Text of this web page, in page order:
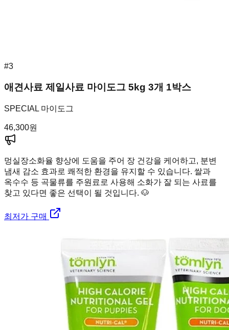
#3
애견사료 제일사료 마이도그 5kg 3개 1박스
SPECIAL 마이도그
46,300원
멍실장소화율 향상에 도움을 주어 장 건강을 케어하고, 분변
냄새 감소 효과로 쾌적한 환경을 유지할 수 있습니다. 쌀과
옥수수 등 곡물류를 주원료로 사용해 소화가 잘 되는 사료를
찾고 있다면 좋은 선택이 될 것입니다. 🐶
최저가 구매